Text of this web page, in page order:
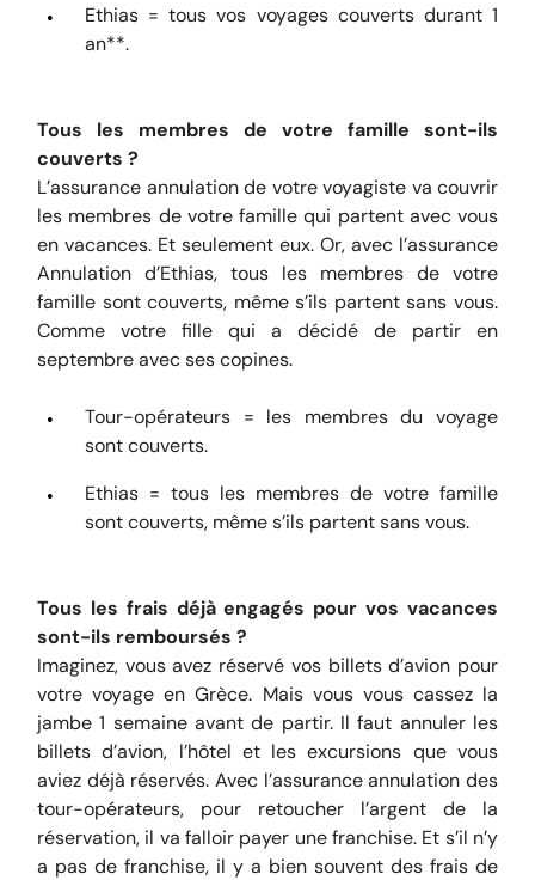
Ethias = tous vos voyages couverts durant 1
an**.
Tous les membres de votre famille sont-ils
couverts ?
L’assurance annulation de votre voyagiste va couvrir
les membres de votre famille qui partent avec vous
en vacances. Et seulement eux. Or, avec l’assurance
Annulation d’Ethias, tous les membres de votre
famille sont couverts, même s’ils partent sans vous.
Comme votre fille qui a décidé de partir en
septembre avec ses copines.
Tour-opérateurs = les membres du voyage
sont couverts.
Ethias = tous les membres de votre famille
sont couverts, même s’ils partent sans vous.
Tous les frais déjà engagés pour vos vacances
sont-ils remboursés ?
Imaginez, vous avez réservé vos billets d’avion pour
votre voyage en Grèce. Mais vous vous cassez la
jambe 1 semaine avant de partir. Il faut annuler les
billets d’avion, l’hôtel et les excursions que vous
aviez déjà réservés. Avec l’assurance annulation des
tour-opérateurs, pour retoucher l’argent de la
réservation, il va falloir payer une franchise. Et s’il n’y
a pas de franchise, il y a bien souvent des frais de